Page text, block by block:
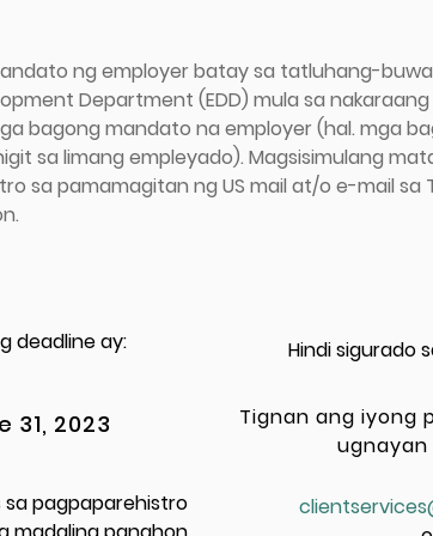
ng employer batay sa tatluhang-
Department (EDD) mula sa
bagong mandato na employer (hal. mga
sa limang empleyado). Magsisimulang
sa pamamagitan ng US mail at/o e-mail sa
deadline ay:
31, 2023
pagpaparehistro
Hindi sigurado
Tignan ang iyong
ugnayan